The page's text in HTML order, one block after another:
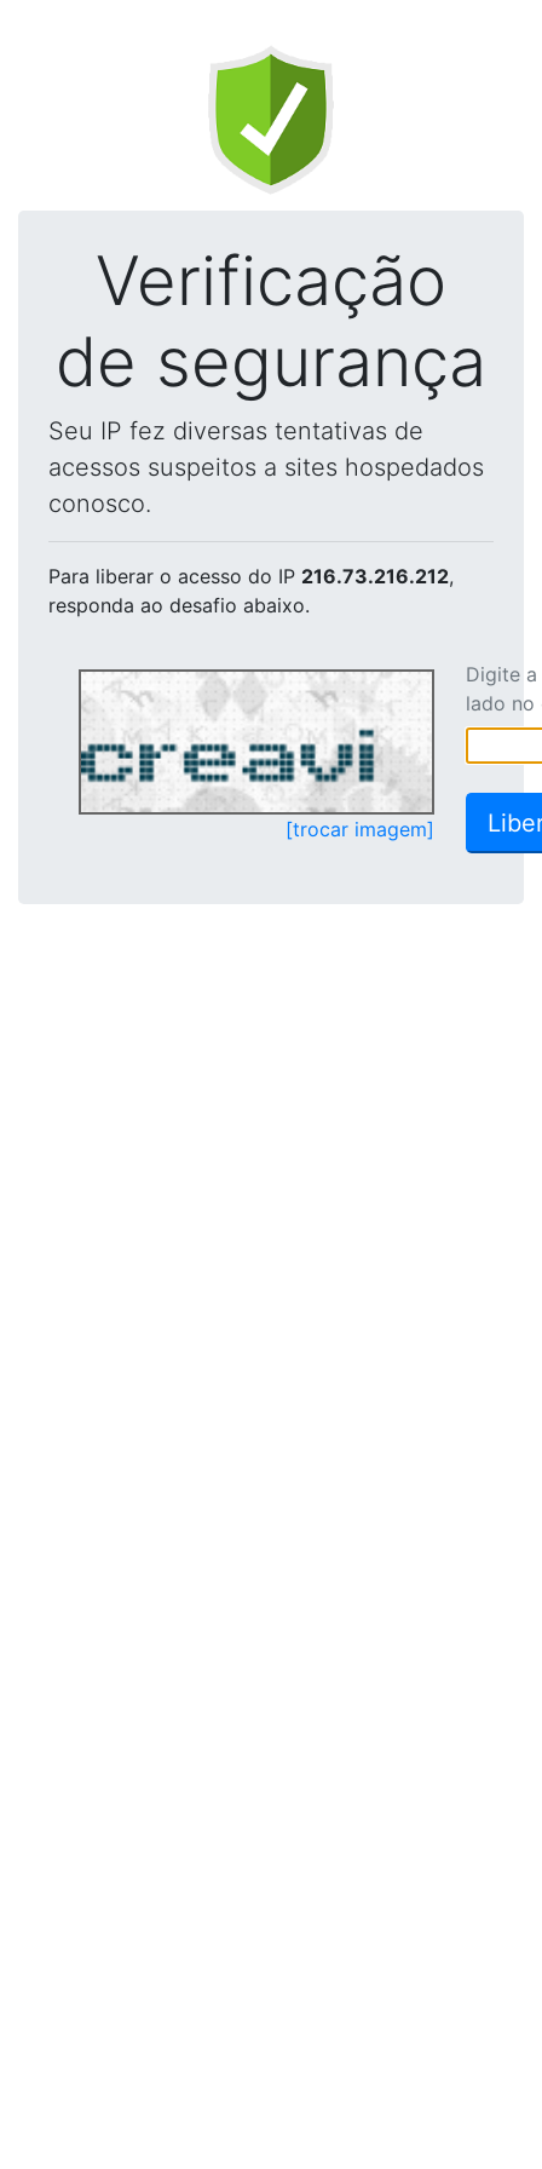
Verificação
de segurança
Seu IP fez diversas tentativas de
acessos suspeitos a sites hospedados
conosco.
Para liberar o acesso do IP 216.73.216.212,
responda ao desafio abaixo.
[trocar imagem]
Digite
lado no